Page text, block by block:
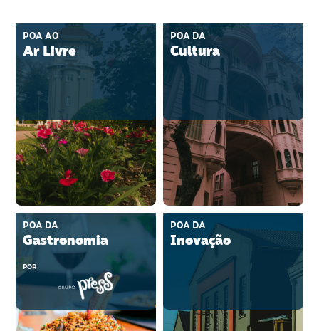
POA AO
Ar Livre
POA DA
Cultura
POA DA
Gastronomia
POR
POA DA
Inovação